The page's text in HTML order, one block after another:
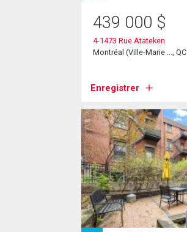
439 000 $
4-1473 Rue Atateken
Montréal (Ville-Marie ..., QC
Enregistrer